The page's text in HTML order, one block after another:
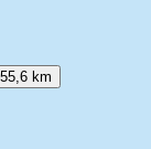
55,6 km